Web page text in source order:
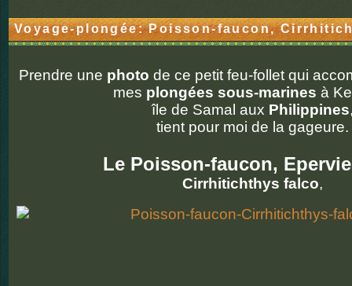
Voyage-plongée: Poisson-faucon,
Prendre une photo de ce petit feu-follet qui
mes plongées sous-marines à
île de Samal aux Philippines
tient pour moi de la gageure.
Le Poisson-faucon,
Cirrhitichthys falco,